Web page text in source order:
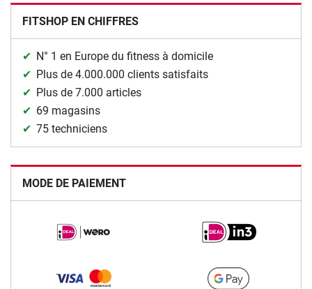
FITSHOP EN CHIFFRES
N° 1 en Europe du fitness à domicile
Plus de 4.000.000 clients satisfaits
Plus de 7.000 articles
69 magasins
75 techniciens
MODE DE PAIEMENT